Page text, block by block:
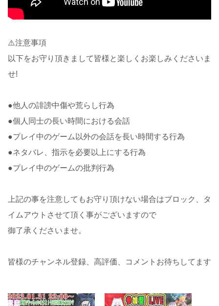
⚠️注意事項
以下をお守り頂きまして皆様と楽しくお楽しみくださいま
せ!
●他人の誹謗中傷や荒らし行為
●個人同士の長い時間における会話
●プレイ中のゲーム以外の会話を長い時間する行為
●ネタバレ、指示を必要以上にする行為
●プレイ中のゲームの批判行為
上記の事を注意してもお守り頂けない場合はブロック、タ
イムアウトさせて頂く事がございますので
御了承くださいませ。
皆様のチャンネル登録、高評価、コメントお待ちしてます